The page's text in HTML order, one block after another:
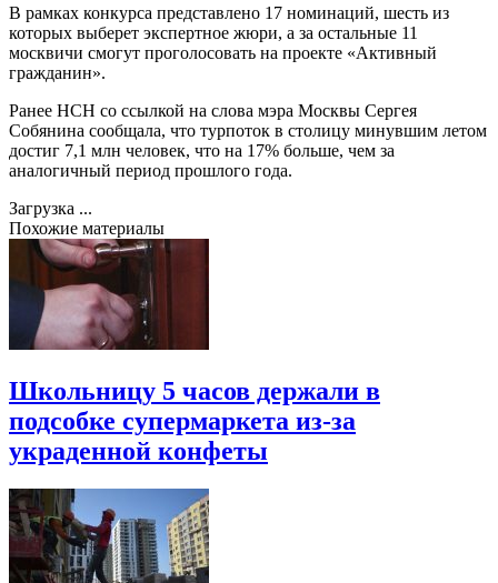
В рамках конкурса представлено 17 номинаций, шесть из
которых выберет экспертное жюри, а за остальные 11
москвичи смогут проголосовать на проекте «Активный
гражданин».
Ранее НСН со ссылкой на слова мэра Москвы Сергея
Собянина сообщала, что турпоток в столицу минувшим летом
достиг 7,1 млн человек, что на 17% больше, чем за
аналогичный период прошлого года.
Загрузка ...
Похожие материалы
Школьницу 5 часов держали в
подсобке супермаркета из-за
украденной конфеты